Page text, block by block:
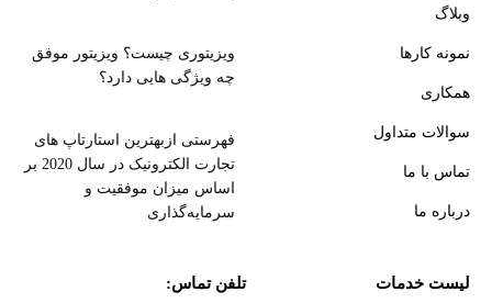
وبلاگ
نمونه کارها
همکاری
سوالات متداول
تماس با ما
درباره ما
ویزیتوری چیست؟ ویزیتور موفق
چه ویژگی هایی دارد؟
فهرستی ازبهترین استارتاپ های
تجارت الکترونیک در سال 2020 بر
اساس میزان موفقیت و
سرمایه‌گذاری
لیست خدمات تلفن تماس: